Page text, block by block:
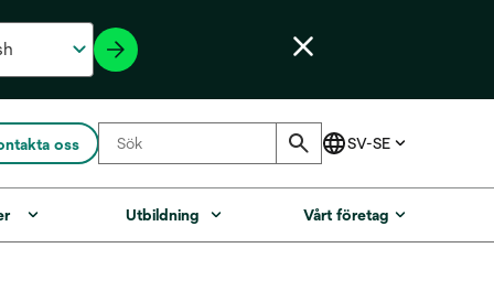
oss
Utbildning Vårt företag